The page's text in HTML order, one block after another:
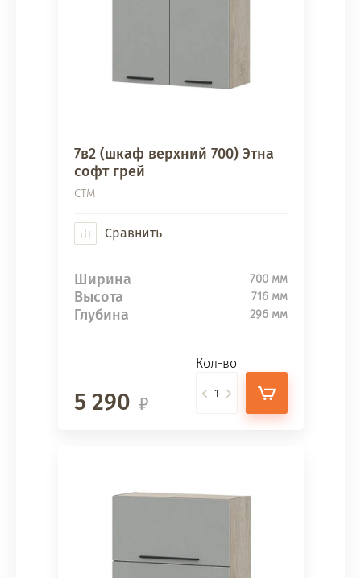
7в2 (шкаф верхний 700) Этна
софт грей
СТМ
Сравнить
Ширина 700 мм
Высота 716 мм
Глубина 296 мм
5 290
Кол-во